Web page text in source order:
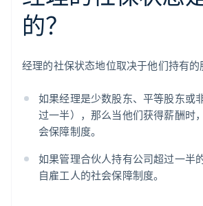
的？
经理的社保状态地位取决于他们持有的
如果经理是少数股东、平等股东或
过一半），那么当他们获得薪酬时
会保障制度。
如果管理合伙人持有公司超过一半
自雇工人的社会保障制度。